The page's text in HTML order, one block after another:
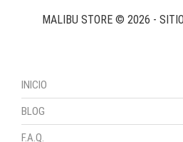
INICIO
BLOG
F.A.Q.
MALIBU STORE © 2026 -